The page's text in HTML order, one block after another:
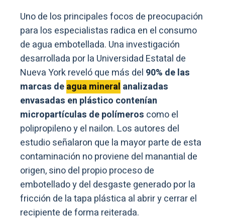
Uno de los principales focos de preocupación
para los especialistas radica en el consumo
de agua embotellada. Una investigación
desarrollada por la Universidad Estatal de
Nueva York reveló que más del 90% de las
marcas deagua mineral analizadas
envasadas en plástico contenían
micropartículas de polímeros como el
polipropileno y el nailon. Los autores del
estudio señalaron que la mayor parte de esta
contaminación no proviene del manantial de
origen, sino del propio proceso de
embotellado y del desgaste generado por la
fricción de la tapa plástica al abrir y cerrar el
recipiente de forma reiterada.